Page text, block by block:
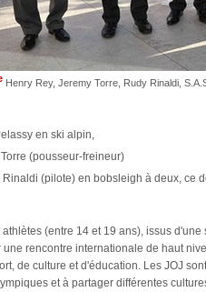
Henry Rey, Jeremy Torre, Rudy Rinaldi,
en ski alpin,
(pousseur-freineur)
Rinaldi (pilote) en bobsleigh à deux, ce
(entre 14 et 19 ans), issus
une rencontre internationale de haut
de culture et d'éducation. Les JOJ
et à partager différentes